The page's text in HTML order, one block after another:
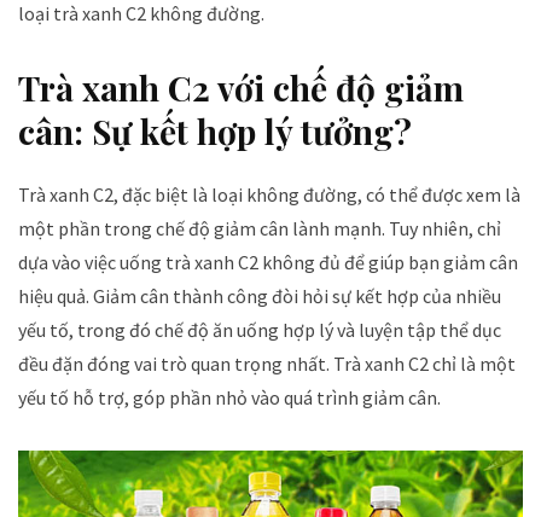
loại trà xanh C2 không đường.
Trà xanh C2 với chế độ giảm
cân: Sự kết hợp lý tưởng?
Trà xanh C2, đặc biệt là loại không đường, có thể được xem là
một phần trong chế độ giảm cân lành mạnh. Tuy nhiên, chỉ
dựa vào việc uống trà xanh C2 không đủ để giúp bạn giảm cân
hiệu quả. Giảm cân thành công đòi hỏi sự kết hợp của nhiều
yếu tố, trong đó chế độ ăn uống hợp lý và luyện tập thể dục
đều đặn đóng vai trò quan trọng nhất. Trà xanh C2 chỉ là một
yếu tố hỗ trợ, góp phần nhỏ vào quá trình giảm cân.